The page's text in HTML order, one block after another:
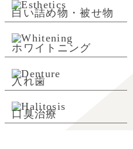
白い詰め物・被せ物
ホワイトニング
入れ歯
口臭治療